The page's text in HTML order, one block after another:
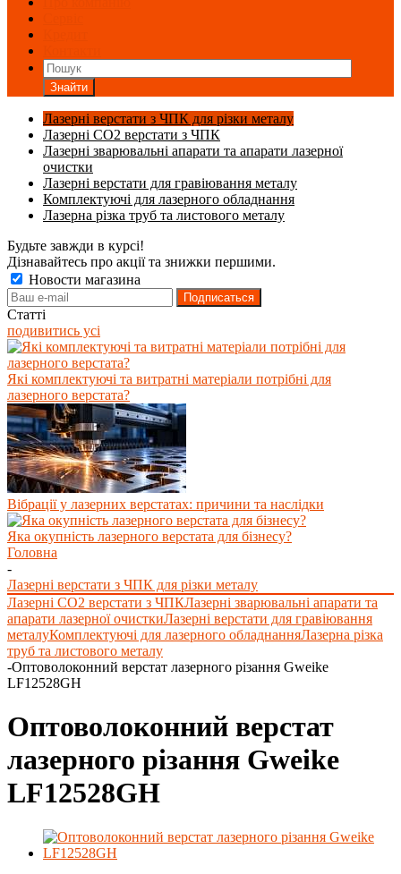
Знайти
Лазерні верстати з ЧПК для різки металу
Лазерні СО2 верстати з ЧПК
Лазерні зварювальні апарати та апарати лазерної
очистки
Лазерні верстати для гравіювання металу
Комплектуючі для лазерного обладнання
Лазерна різка труб та листового металу
Будьте завжди в курсі!
Дізнавайтесь про акції та знижки першими.
Новости магазина
Статті
подивитись усі
Які комплектуючі та витратні матеріали потрібні для
лазерного верстата?
Вібрації у лазерних верстатах: причини та наслідки
Яка окупність лазерного верстата для бізнесу?
Головна
-
Лазерні верстати з ЧПК для різки металу
Лазерні СО2 верстати з ЧПКЛазерні зварювальні апарати та
апарати лазерної очисткиЛазерні верстати для гравіювання
металуКомплектуючі для лазерного обладнанняЛазерна різка
труб та листового металу
-Оптоволоконний верстат лазерного різання Gweike
LF12528GH
Оптоволоконний верстат
лазерного різання Gweike
LF12528GH